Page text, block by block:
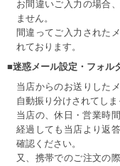
お間違いご入力の場合
ません。
間違ってご入力された
れております。
■迷惑メール設定・フォル
当店からのお送りした
自動振り分けされてしま
当店の、休日・営業時
経過しても当店より返
確認ください。
又、携帯でのご注文の